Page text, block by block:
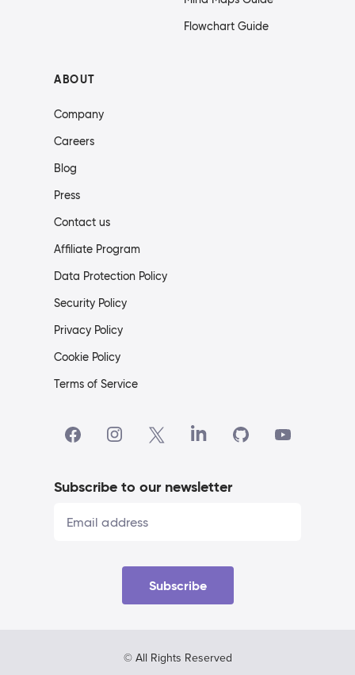
Flowchart Guide
ABOUT
Company
Careers
Blog
Press
Contact us
Affiliate Program
Data Protection Policy
Security Policy
Privacy Policy
Cookie Policy
Terms of Service
Subscribe to our newsletter
Subscribe
© All Rights Reserved